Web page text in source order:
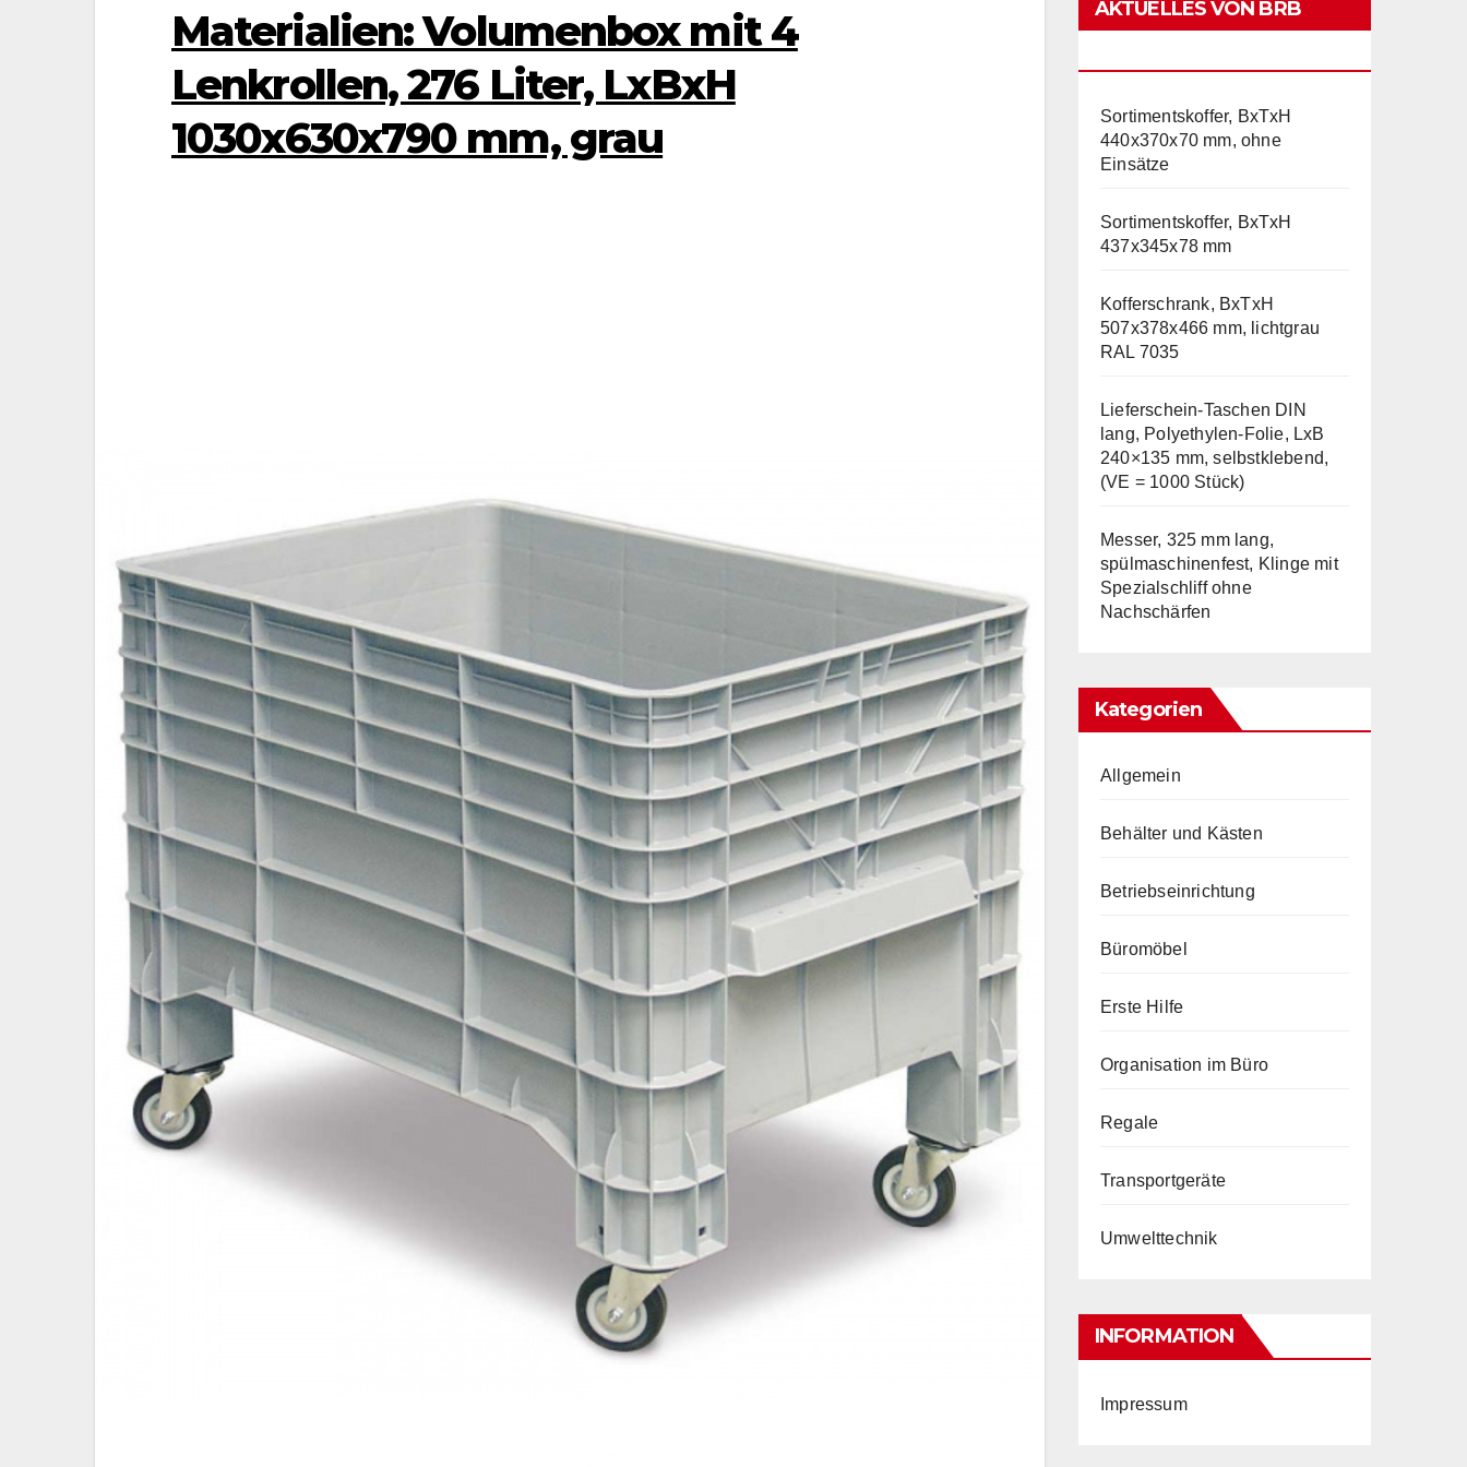
Materialien: Volumenbox mit 4
Lenkrollen, 276 Liter, LxBxH
1030x630x790 mm, grau
AKTUELLES VON BRB
Sortimentskoffer, BxTxH
440x370x70 mm, ohne
Einsätze
Sortimentskoffer, BxTxH
437x345x78 mm
Kofferschrank, BxTxH
507x378x466 mm, lichtgrau
RAL 7035
Lieferschein-Taschen DIN
lang, Polyethylen-Folie, LxB
240×135 mm, selbstklebend,
(VE = 1000 Stück)
Messer, 325 mm lang,
spülmaschinenfest, Klinge mit
Spezialschliff ohne
Nachschärfen
Kategorien
Allgemein
Behälter und Kästen
Betriebseinrichtung
Büromöbel
Erste Hilfe
Organisation im Büro
Regale
Transportgeräte
Umwelttechnik
INFORMATION
Impressum